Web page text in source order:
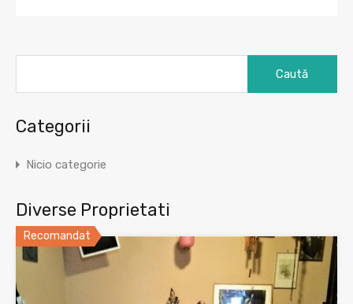
Categorii
Nicio categorie
Diverse Proprietati
Recomandat